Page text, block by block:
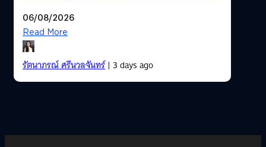
06/08/2026
Read More
รัตนาภรณ์ ศรีนวลจันทร์| 3 days ago